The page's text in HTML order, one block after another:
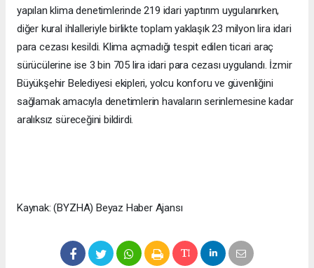
yapılan klima denetimlerinde 219 idari yaptırım uygulanırken,
diğer kural ihlalleriyle birlikte toplam yaklaşık 23 milyon lira idari
para cezası kesildi. Klima açmadığı tespit edilen ticari araç
sürücülerine ise 3 bin 705 lira idari para cezası uygulandı. İzmir
Büyükşehir Belediyesi ekipleri, yolcu konforu ve güvenliğini
sağlamak amacıyla denetimlerin havaların serinlemesine kadar
aralıksız süreceğini bildirdi.
Kaynak: (BYZHA) Beyaz Haber Ajansı